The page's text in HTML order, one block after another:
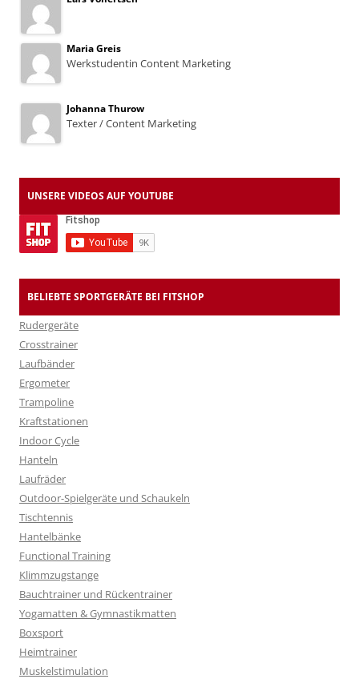
Maria Greis
Werkstudentin Content Marketing
Johanna Thurow
Texter / Content Marketing
UNSERE VIDEOS AUF YOUTUBE
BELIEBTE SPORTGERÄTE BEI FITSHOP
Rudergeräte
Crosstrainer
Laufbänder
Ergometer
Trampoline
Kraftstationen
Indoor Cycle
Hanteln
Laufräder
Outdoor-Spielgeräte und Schaukeln
Tischtennis
Hantelbänke
Functional Training
Klimmzugstange
Bauchtrainer und Rückentrainer
Yogamatten & Gymnastikmatten
Boxsport
Heimtrainer
Muskelstimulation